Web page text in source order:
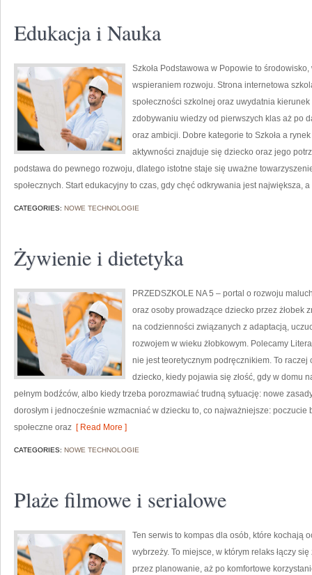
Edukacja i Nauka
Szkoła Podstawowa w Popowie to
wspieraniem rozwoju. Strona internetowa
społeczności szkolnej oraz uwydatnia
zdobywaniu wiedzy od pierwszych klas aż po
oraz ambicji. Dobre kategorie to Szkoła a
aktywności znajduje się dziecko oraz jego
podstawa do pewnego rozwoju, dlatego istotne staje się uważne
społecznych. Start edukacyjny to czas, gdy chęć odkrywania jest największa,
CATEGORIES: NOWE TECHNOLOGIE
Żywienie i dietetyka
PRZEDSZKOLE NA 5 – portal o rozwoju
oraz osoby prowadzące dziecko przez żłobek
na codzienności związanych z adaptacją,
rozwojem w wieku żłobkowym. Polecamy
nie jest teoretycznym podręcznikiem. To
dziecko, kiedy pojawia się złość, gdy w domu
pełnym bodźców, albo kiedy trzeba porozmawiać trudną sytuację: nowe
dorosłym i jednocześnie wzmacniać w dziecku to, co najważniejsze:
społeczne oraz [ Read More ]
CATEGORIES: NOWE TECHNOLOGIE
Plaże filmowe i serialowe
Ten serwis to kompas dla osób, które kochają
wybrzeży. To miejsce, w którym relaks łączy
przez planowanie, aż po komfortowe